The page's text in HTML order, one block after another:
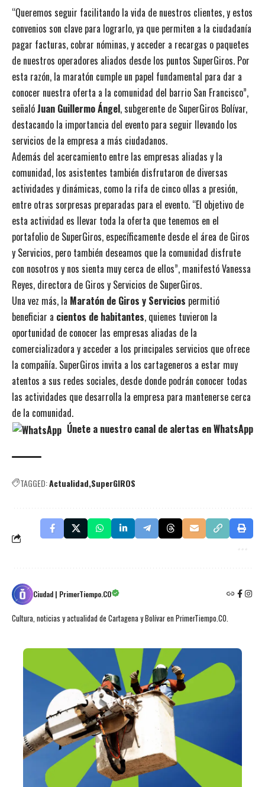
“Queremos seguir facilitando la vida de nuestros clientes, y estos
convenios son clave para lograrlo, ya que permiten a la ciudadanía
pagar facturas, cobrar nóminas, y acceder a recargas o paquetes
de nuestros operadores aliados desde los puntos SuperGiros. Por
esta razón, la maratón cumple un papel fundamental para dar a
conocer nuestra oferta a la comunidad del barrio San Francisco”,
señalóJuan Guillermo Ángel, subgerente de SuperGiros Bolívar,
destacando la importancia del evento para seguir llevando los
servicios de la empresa a más ciudadanos.
Además del acercamiento entre las empresas aliadas y la
comunidad, los asistentes también disfrutaron de diversas
actividades y dinámicas, como la rifa de cinco ollas a presión,
entre otras sorpresas preparadas para el evento. “El objetivo de
esta actividad es llevar toda la oferta que tenemos en el
portafolio de SuperGiros, específicamente desde el área de Giros
y Servicios, pero también deseamos que la comunidad disfrute
con nosotros y nos sienta muy cerca de ellos”, manifestó Vanessa
Reyes, directora de Giros y Servicios de SuperGiros.
Una vez más, la Maratón de Giros y Servicios permitió
beneficiar a cientos de habitantes, quienes tuvieron la
oportunidad de conocer las empresas aliadas de la
comercializadora y acceder a los principales servicios que ofrece
la compañía. SuperGiros invita a los cartageneros a estar muy
atentos a sus redes sociales, desde donde podrán conocer todas
las actividades que desarrolla la empresa para mantenerse cerca
de la comunidad.
Únete a nuestro canal de alertas en WhatsApp
TAGGED:Actualidad SuperGIROS
Ciudad | PrimerTiempo.CO
Cultura, noticias y actualidad de Cartagena y Bolívar en PrimerTiempo.CO.